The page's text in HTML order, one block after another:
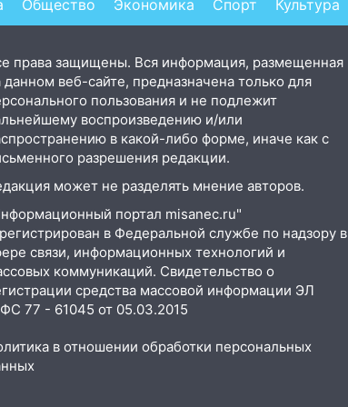
Общество Экономика Спорт Культура
права защищены. Вся информация, размещенная
данном веб-сайте, предназначена только для
пользования и не подлежит
воспроизведению и/или
в какой-либо форме, иначе как с
разрешения редакции.
может не разделять мнение авторов.
портал misanec.ru"
в Федеральной службе по надзору в
связи, информационных технологий и
коммуникаций. Свидетельство о
средства массовой информации ЭЛ
77 - 61045 от 05.03.2015
в отношении обработки персональных